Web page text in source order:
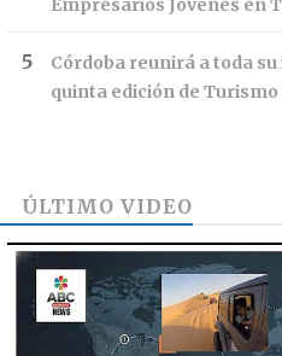
Empresarios Jóvenes en
Córdoba reunirá a toda
quinta edición de Turismo
ÚLTIMO VIDEO